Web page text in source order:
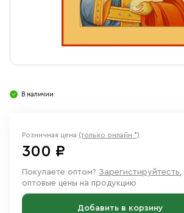
В наличии
Розничная цена (только онлайн *)
300 ₽
Покупаете оптом? Зарегистируйтесть,
оптовые цены на продукцию
Добавить в корзину